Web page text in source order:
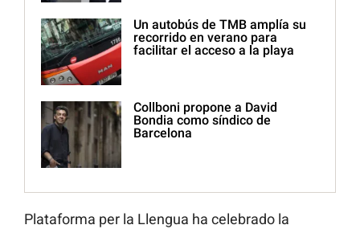
Un autobús de TMB amplía su
recorrido en verano para
facilitar el acceso a la playa
Collboni propone a David
Bondia como síndico de
Barcelona
Plataforma per la Llengua ha celebrado la